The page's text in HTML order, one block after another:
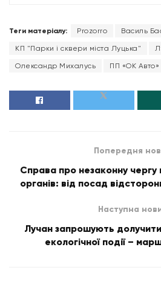
Теги матеріалу: Prozorro Василь
КП "Парки і сквери міста Луцька"
Олександр Михалусь ПП «ОК Авто»
Попередня
Справа про незаконну чергу
органів: від посад
Наступна
Лучан запрошують
екологічної події –